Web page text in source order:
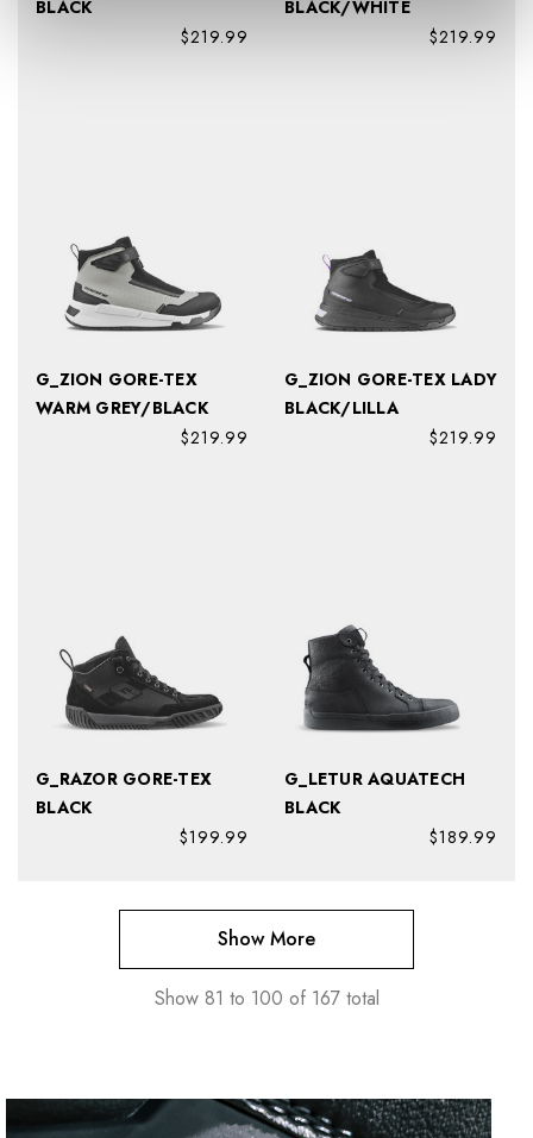
BLACK
$219.99
BLACK/WHITE
$219.99
G_ZION GORE-TEX
WARM GREY/BLACK
$219.99
G_ZION GORE-TEX LADY
BLACK/LILLA
$219.99
G_RAZOR GORE-TEX
BLACK
$199.99
G_LETUR AQUATECH
BLACK
$189.99
Show More
Show 81 to 100 of 167total